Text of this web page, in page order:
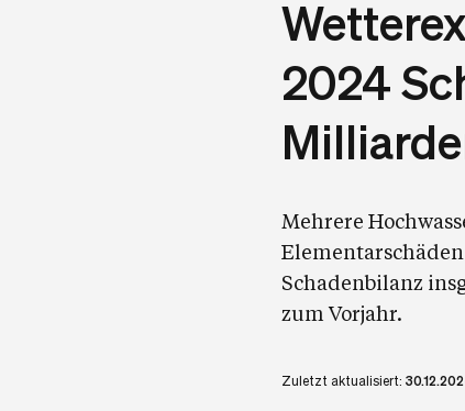
2024
Mehrere
Schadenbilanz
zum Vorjahr.
Zuletzt aktualisiert: